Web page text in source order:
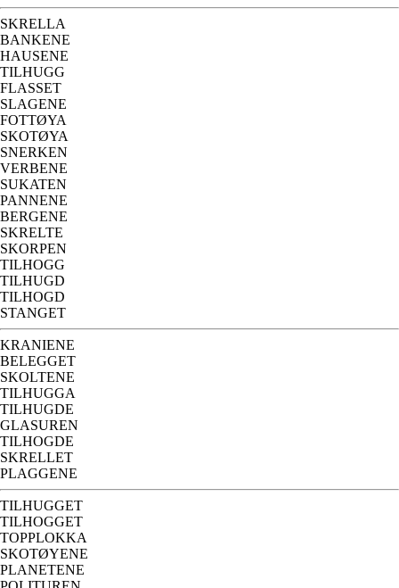
SKRELLA
BANKENE
HAUSENE
TILHUGG
FLASSET
SLAGENE
FOTTØYA
SKOTØYA
SNERKEN
VERBENE
SUKATEN
PANNENE
BERGENE
SKRELTE
SKORPEN
TILHOGG
TILHUGD
TILHOGD
STANGET
KRANIENE
BELEGGET
SKOLTENE
TILHUGGA
TILHUGDE
GLASUREN
TILHOGDE
SKRELLET
PLAGGENE
TILHUGGET
TILHOGGET
TOPPLOKKA
SKOTØYENE
PLANETENE